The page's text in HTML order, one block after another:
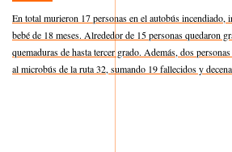
En total murieron 17 personas en el autobús incendiado,
bebé de 18 meses. Alrededor de 15 personas quedaron
quemaduras de hasta tercer grado. Además, dos
al microbús de la ruta 32, sumando 19 fallecidos y